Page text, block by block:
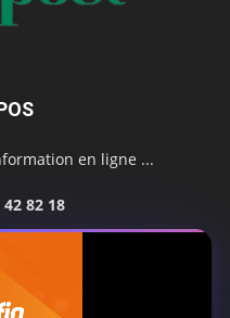
en ligne ...
82 18